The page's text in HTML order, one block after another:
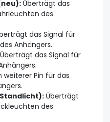
Überträgt das
des
das Signal für
Anhängers.
Überträgt das Signal für
weiterer Pin für das
Überträgt
des